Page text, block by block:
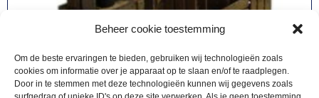
Beheer cookie toestemming
Om de beste ervaringen te bieden, gebruiken wij technologieën zoals
cookies om informatie over je apparaat op te slaan en/of te raadplegen.
Door in te stemmen met deze technologieën kunnen wij gegevens zoals